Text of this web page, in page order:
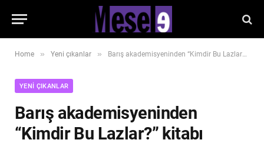
Home » Yeni çıkanlar » Barış akademisyeninden “Kimdir Bu Lazlar?” kitabı
YENI ÇIKANLAR
Barış akademisyeninden
“Kimdir Bu Lazlar?” kitabı